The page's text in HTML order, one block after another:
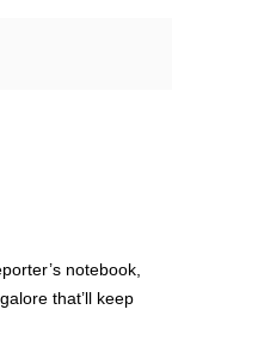
notebook,
that’ll keep